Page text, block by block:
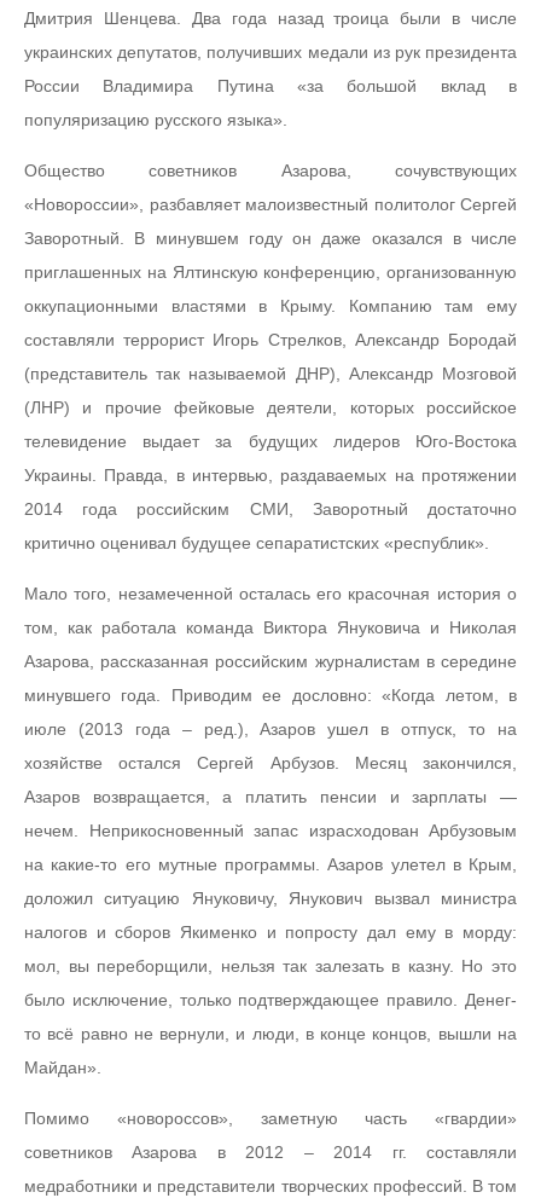
Дмитрия Шенцева. Два года назад троица были в числе
украинских депутатов, получивших медали из рук президента
России Владимира Путина «за большой вклад в
популяризацию русского языка».
Общество советников Азарова, сочувствующих
«Новороссии», разбавляет малоизвестный политолог Сергей
Заворотный. В минувшем году он даже оказался в числе
приглашенных на Ялтинскую конференцию, организованную
оккупационными властями в Крыму. Компанию там ему
составляли террорист Игорь Стрелков, Александр Бородай
(представитель так называемой ДНР), Александр Мозговой
(ЛНР) и прочие фейковые деятели, которых российское
телевидение выдает за будущих лидеров Юго-Востока
Украины. Правда, в интервью, раздаваемых на протяжении
2014 года российским СМИ, Заворотный достаточно
критично оценивал будущее сепаратистских «республик».
Мало того, незамеченной осталась его красочная история о
том, как работала команда Виктора Януковича и Николая
Азарова, рассказанная российским журналистам в середине
минувшего года. Приводим ее дословно: «Когда летом, в
июле (2013 года – ред.), Азаров ушел в отпуск, то на
хозяйстве остался Сергей Арбузов. Месяц закончился,
Азаров возвращается, а платить пенсии и зарплаты —
нечем. Неприкосновенный запас израсходован Арбузовым
на какие-то его мутные программы. Азаров улетел в Крым,
доложил ситуацию Януковичу, Янукович вызвал министра
налогов и сборов Якименко и попросту дал ему в морду:
мол, вы переборщили, нельзя так залезать в казну. Но это
было исключение, только подтверждающее правило. Денег-
то всё равно не вернули, и люди, в конце концов, вышли на
Майдан».
Помимо «новороссов», заметную часть «гвардии»
советников Азарова в 2012 – 2014 гг. составляли
медработники и представители творческих профессий. В том